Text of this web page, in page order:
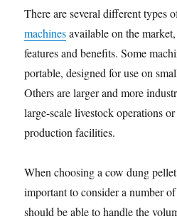
There are several different types
machinesavailable on the
features and benefits. Some
portable, designed for use on
Others are larger and more
large-scale livestock operations
production facilities.
When choosing a cow dung
important to consider a number
should be able to handle the